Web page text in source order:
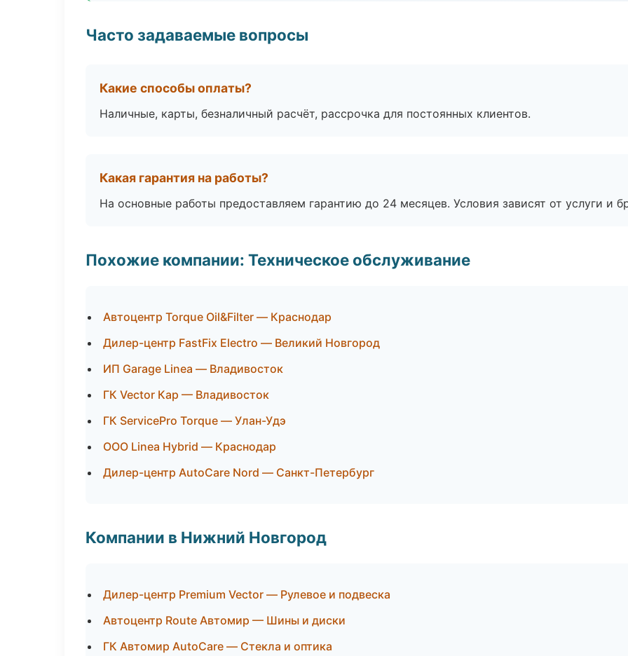
Часто задаваемые вопросы
Какие способы оплаты?
Наличные, карты, безналичный расчёт, рассрочка для постоянных клиентов.
Какая гарантия на работы?
На основные работы предоставляем гарантию до 24 месяцев. Условия зависят от услуги и
Похожие компании: Техническое обслуживание
Автоцентр Torque Oil&Filter — Краснодар
Дилер-центр FastFix Electro — Великий Новгород
ИП Garage Linea — Владивосток
ГК Vector Кар — Владивосток
ГК ServicePro Torque — Улан-Удэ
ООО Linea Hybrid — Краснодар
Дилер-центр AutoCare Nord — Санкт-Петербург
Компании в Нижний Новгород
Дилер-центр Premium Vector — Рулевое и подвеска
Автоцентр Route Автомир — Шины и диски
ГК Автомир AutoCare — Стекла и оптика